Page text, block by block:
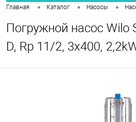
Главная • Каталог • Насосы •
Погружной насос Wilo
D, Rp 11/2, 3x400,